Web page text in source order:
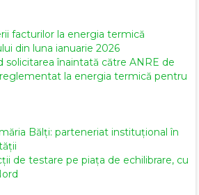
facturilor la energia termică
din luna ianuarie 2026
solicitarea înaintată către ANRE de
la energia termică pentru
Bălți: parteneriat instituțional în
de testare pe piața de echilibrare, cu